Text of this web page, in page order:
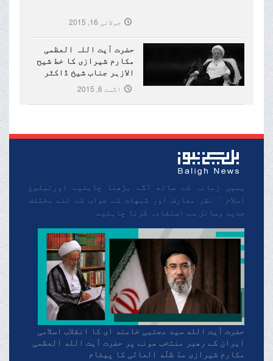
جولائی 16, 2015
حضرت آیت اللہ العظمی
مکارم شیرازی کا خط شیح
الازہر جناب شیخ ڈاکٹر
احمد طیب کے نام
اگست 6, 2015
ہمیں زمانہ کے ساتھ آگے بڑھنا چاہئیے اورتبلیغ
اسلام ٬ نشر معارف اور شبهات کے جواب کے لئے مختلف
جدید وسائل سے استفادہ کرنا چاہئیے
حضرت آیت الله سید مجتبی خامنه ای کا انقلاب اسلامی
ایران کے رهبر منتخب هونے پر حضرت آیت الله العظمی
مکارم شیرازی مدّ ظلّه العالی کا پیغام